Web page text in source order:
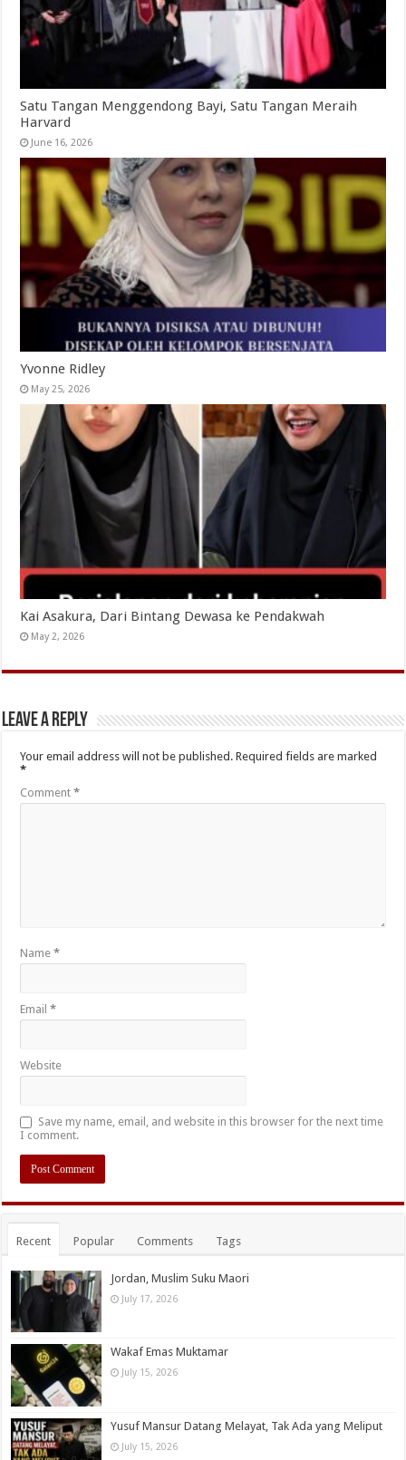
Satu Tangan Menggendong Bayi, Satu Tangan Meraih
Harvard
June 16, 2026
Yvonne Ridley
May 25, 2026
Kai Asakura, Dari Bintang Dewasa ke Pendakwah
May 2, 2026
Leave a Reply
Your email address will not be published. Required fields are marked
*
Comment*
Name*
Email*
Website
Save my name, email, and website in this browser for the next time
I comment.
Recent Popular Comments Tags
Jordan, Muslim Suku Maori
July 17, 2026
Wakaf Emas Muktamar
July 15, 2026
Yusuf Mansur Datang Melayat, Tak Ada yang Meliput
July 15, 2026